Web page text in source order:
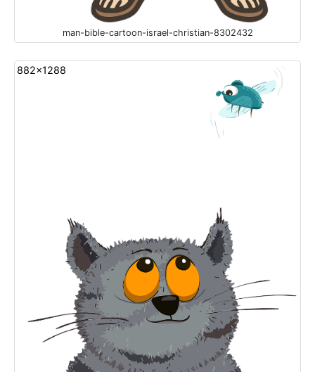
man-bible-cartoon-israel-christian-8302432
882x1288